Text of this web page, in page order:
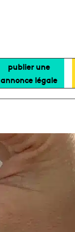
publier une
annonce légale